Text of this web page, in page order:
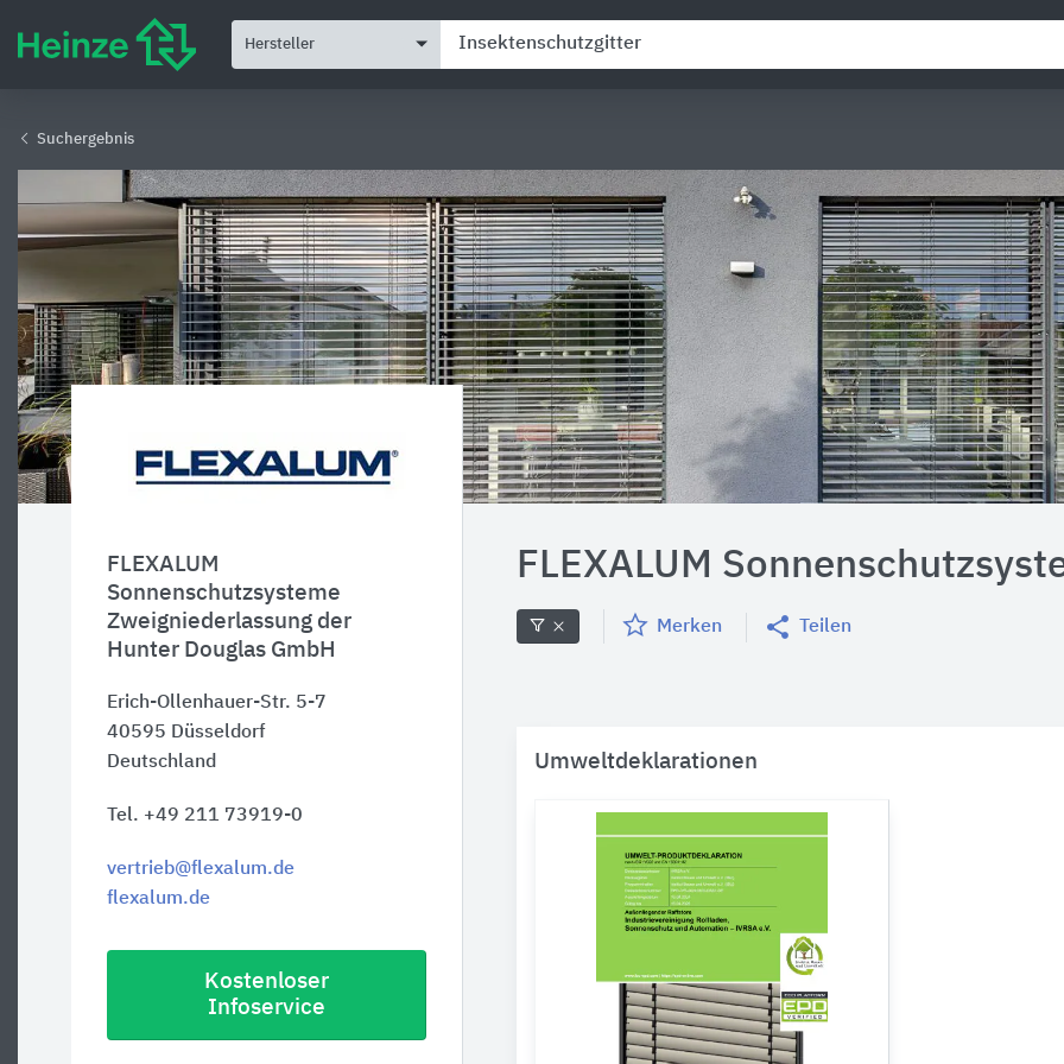
Hersteller
Suchergebnis
FLEXALUM
Sonnenschutzsysteme
Zweigniederlassung der
Hunter Douglas GmbH
Erich-Ollenhauer-Str. 5-7
40595 Düsseldorf
Deutschland
Tel. +49 211 73919-0
vertrieb@flexalum.de
flexalum.de
Kostenloser
Infoservice
FLEXALUM
Merken Teilen
Umweltdeklarationen